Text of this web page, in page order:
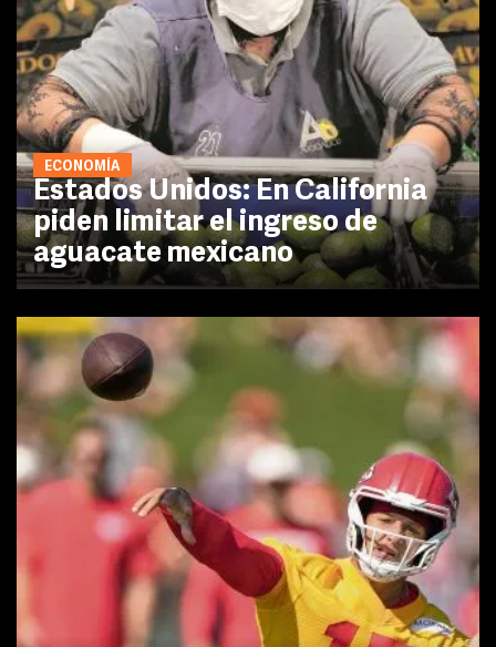
ECONOMÍA
Estados Unidos: En California
piden limitar el ingreso de
aguacate mexicano